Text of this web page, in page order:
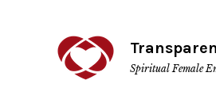
Spiritual Female